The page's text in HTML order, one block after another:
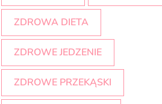
ZDROWA DIETA
ZDROWE JEDZENIE
ZDROWE PRZEKĄSKI